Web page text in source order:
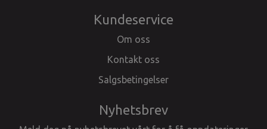
Kundeservice
Om oss
Kontakt oss
Salgsbetingelser
Nyhetsbrev